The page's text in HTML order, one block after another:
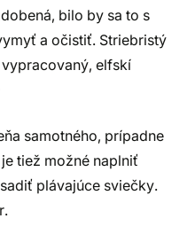
bilo by sa to s
a očistiť. Striebristý
elfskí
samotného, prípadne
tiež možné naplniť
plávajúce sviečky.